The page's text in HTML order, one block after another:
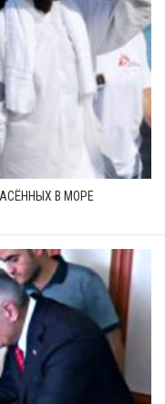
В МОРЕ